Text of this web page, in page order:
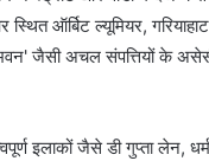
ऑर्बिट ल्यूमियर,
जैसी अचल संपत्तियों के
इलाकों जैसे डी गुप्ता लेन,